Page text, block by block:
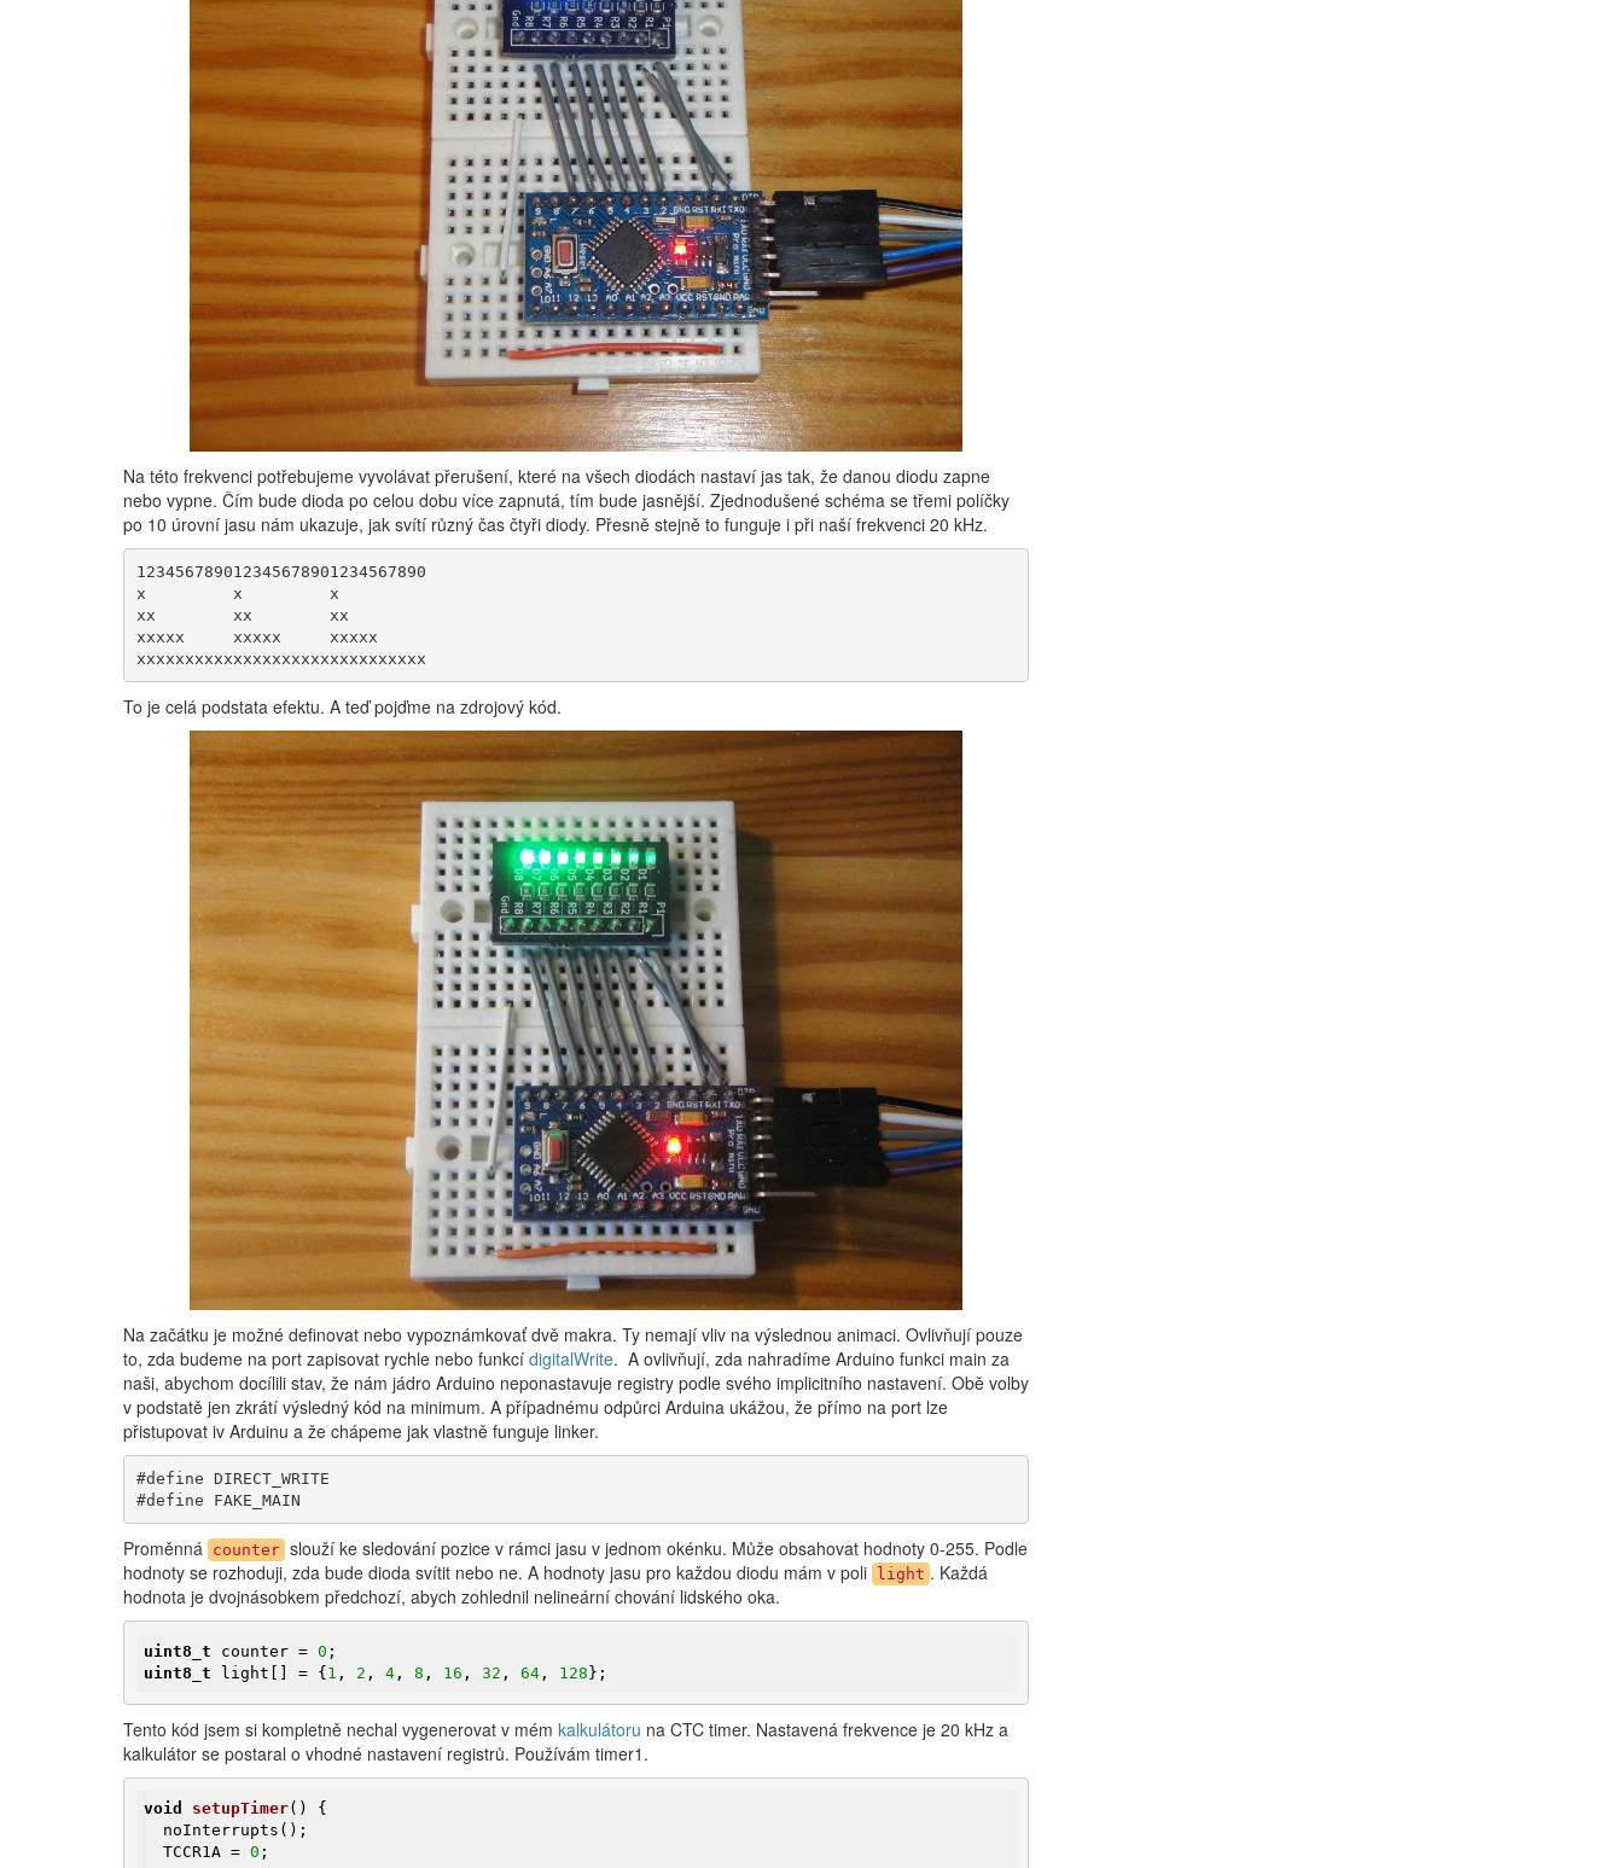
Na této frekvenci potřebujeme vyvolávat přerušení, které na všech diodách nastaví jas tak, že danou diodu zapne
nebo vypne. Čím bude dioda po celou dobu více zapnutá, tím bude jasnější. Zjednodušené schéma se třemi políčky
po 10 úrovní jasu nám ukazuje, jak svítí různý čas čtyři diody. Přesně stejně to funguje i při naší frekvenci 20 kHz.
123456789012345678901234567890
x         x         x
xx        xx        xx
xxxxx     xxxxx     xxxxx
xxxxxxxxxxxxxxxxxxxxxxxxxxxxxx
To je celá podstata efektu. A teď pojďme na zdrojový kód.
Na začátku je možné definovat nebo vypoznámkovať dvě makra. Ty nemají vliv na výslednou animaci. Ovlivňují pouze
to, zda budeme na port zapisovat rychle nebo funkcí digitalWrite. A ovlivňují, zda nahradíme Arduino funkci main za
naši, abychom docílili stav, že nám jádro Arduino neponastavuje registry podle svého implicitního nastavení. Obě volby
v podstatě jen zkrátí výsledný kód na minimum. A případnému odpůrci Arduina ukážou, že přímo na port lze
přistupovat iv Arduinu a že chápeme jak vlastně funguje linker.
#define DIRECT_WRITE
#define FAKE_MAIN
Proměnná counter slouží ke sledování pozice v rámci jasu v jednom okénku. Může obsahovat hodnoty 0-255. Podle
hodnoty se rozhoduji, zda bude dioda svítit nebo ne. A hodnoty jasu pro každou diodu mám v poli
light . Každá
hodnota je dvojnásobkem předchozí, abych zohlednil nelineární chování lidského oka.
uint8_t counter = 0
uint8_t light[] = { 1 , 2 , 4 , 8 , 16 , 32 , 64 , 128 };
Tento kód jsem si kompletně nechal vygenerovat v mém kalkulátoru na CTC timer. Nastavená frekvence je 20 kHz a
kalkulátor se postaral o vhodné nastavení registrů. Používám timer1.
void setupTimer()
{
  TCCR1A =
0 ;